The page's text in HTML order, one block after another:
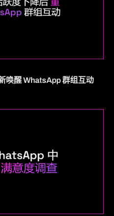
唤醒 WhatsApp 群组互动